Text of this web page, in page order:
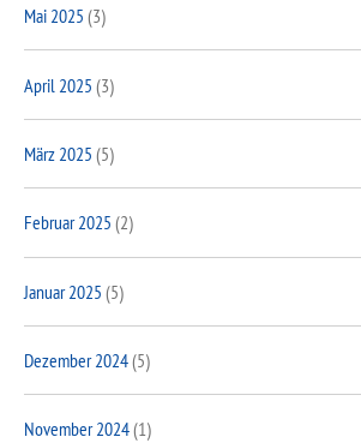
Mai 2025 (3)
April 2025 (3)
März 2025 (5)
Februar 2025 (2)
Januar 2025 (5)
Dezember 2024(5)
November 2024(1)